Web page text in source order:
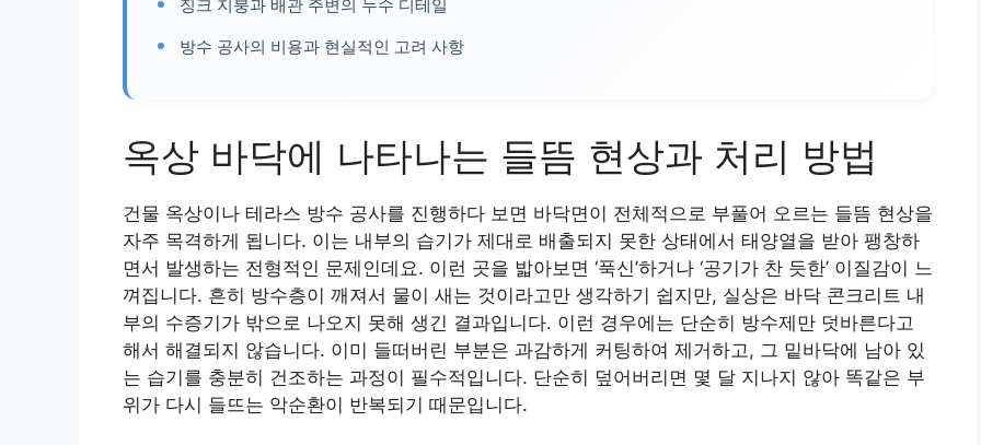
징크 지붕과 배관 주변의 누수 디테일
방수 공사의 비용과 현실적인 고려 사항
옥상 바닥에 나타나는 들뜸 현상과 처리 방법
건물 옥상이나 테라스 방수 공사를 진행하다 보면 바닥면이 전체적으로 부풀어 오르는 들뜸 현상을
자주 목격하게 됩니다. 이는 내부의 습기가 제대로 배출되지 못한 상태에서 태양열을 받아 팽창하
면서 발생하는 전형적인 문제인데요. 이런 곳을 밟아보면 ‘푹신’하거나 ‘공기가 찬 듯한’ 이질감이 느
껴집니다. 흔히 방수층이 깨져서 물이 새는 것이라고만 생각하기 쉽지만, 실상은 바닥 콘크리트 내
부의 수증기가 밖으로 나오지 못해 생긴 결과입니다. 이런 경우에는 단순히 방수제만 덧바른다고
해서 해결되지 않습니다. 이미 들떠버린 부분은 과감하게 커팅하여 제거하고, 그 밑바닥에 남아 있
는 습기를 충분히 건조하는 과정이 필수적입니다. 단순히 덮어버리면 몇 달 지나지 않아 똑같은 부
위가 다시 들뜨는 악순환이 반복되기 때문입니다.